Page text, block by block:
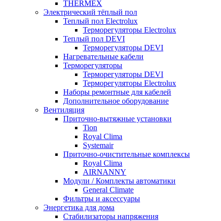
THERMEX
Электрический тёплый пол
Теплый пол Electrolux
Терморегуляторы Electrolux
Теплый пол DEVI
Терморегуляторы DEVI
Нагревательные кабели
Терморегуляторы
Терморегуляторы DEVI
Терморегуляторы Electrolux
Наборы ремонтные для кабелей
Дополнительное оборудование
Вентиляция
Приточно-вытяжные установки
Tion
Royal Clima
Systemair
Приточно-очистительные комплексы
Royal Clima
AIRNANNY
Модули / Комплекты автоматики
General Climate
Фильтры и аксессуары
Энергетика для дома
Стабилизаторы напряжения